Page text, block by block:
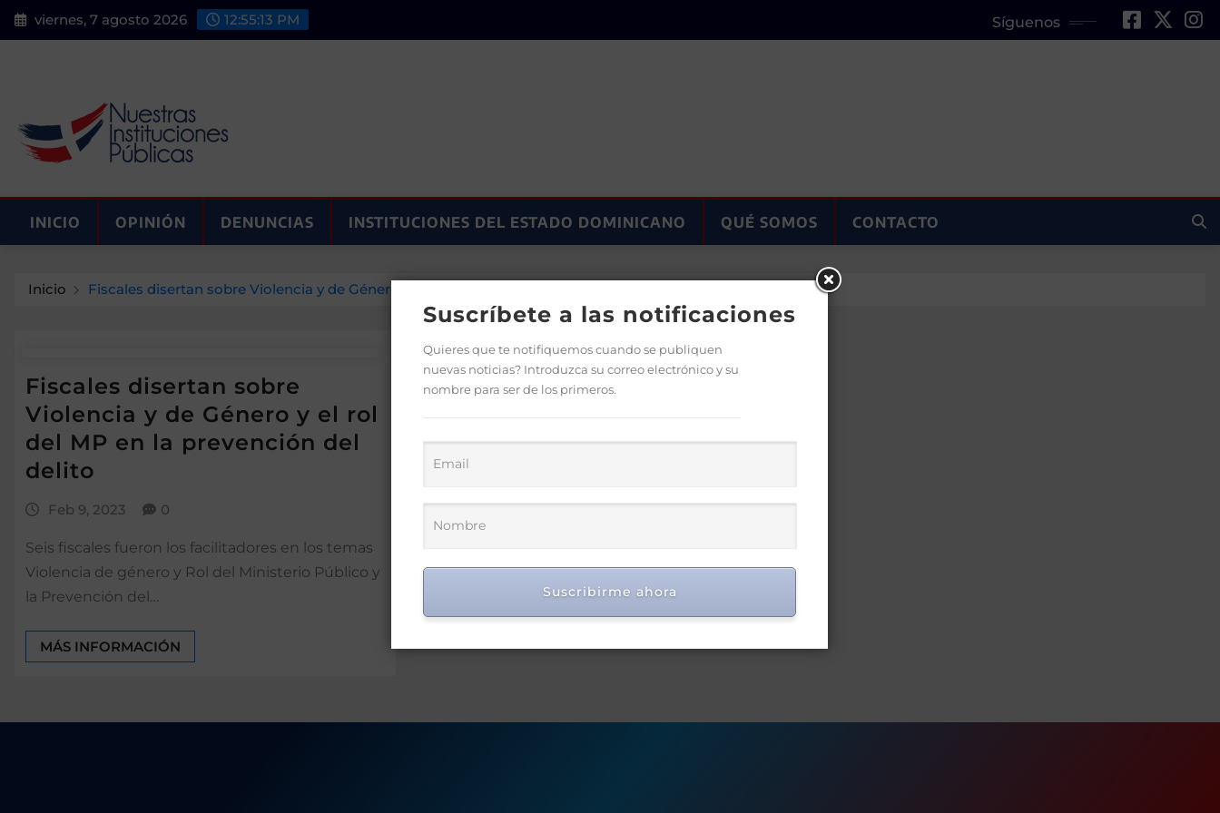
Saltar
al
viernes, 7 agosto 2026 12:55:13 PM Síguenos
INICIO OPINIÓN DENUNCIAS INSTITUCIONES DEL ESTADO DOMINICANO QUÉ SOMOS CONTACTO
Inicio Fiscales disertan sobre Violencia y de Género y el rol del MP en la prevención del delito
Fiscales disertan sobre
Violencia y de Género y el rol
del MP en la prevención del
delito
Feb 9, 2023 0
Seis fiscales fueron los facilitadores en los temas
Violencia de género y Rol del Ministerio Público y
la Prevención del…
MÁS INFORMACIÓN
Suscríbete a las notificaciones
Quieres que te notifiquemos cuando se publiquen
nuevas noticias? Introduzca su correo electrónico y su
nombre para ser de los primeros.
Suscribirme ahora